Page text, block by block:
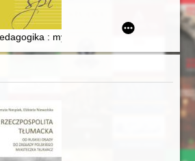
wychowanków i współpracowników
: myśl pedagogiczna Jacka